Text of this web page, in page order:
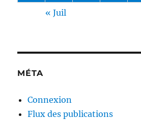
« Juil
MÉTA
Connexion
Flux des publications